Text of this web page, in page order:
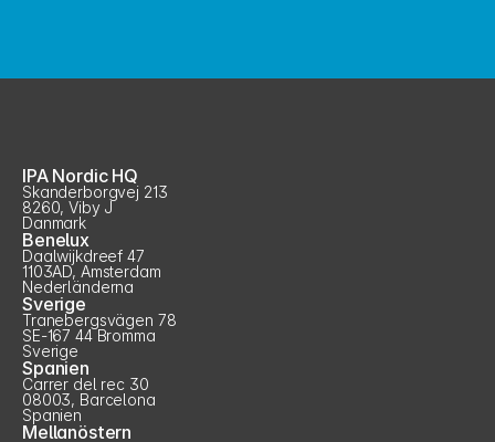
IPA Nordic HQ
Skanderborgvej 213
8260, Viby J
Danmark
Benelux
Daalwijkdreef 47
1103AD, Amsterdam
Nederländerna
Sverige
Tranebergsvägen 78
SE-167 44 Bromma
Sverige
Spanien
Carrer del rec 30
08003, Barcelona
Spanien
Mellanöstern